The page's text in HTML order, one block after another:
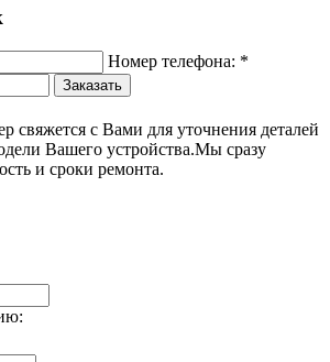
Номер телефона: *
Заказать
свяжется с Вами для уточнения деталей
Вашего устройства.Мы сразу
и сроки ремонта.